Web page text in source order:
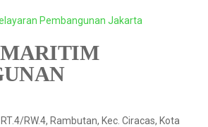
MARITIM
RW.4, Rambutan, Kec. Ciracas, Kota